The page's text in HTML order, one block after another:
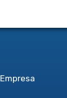
Empresa